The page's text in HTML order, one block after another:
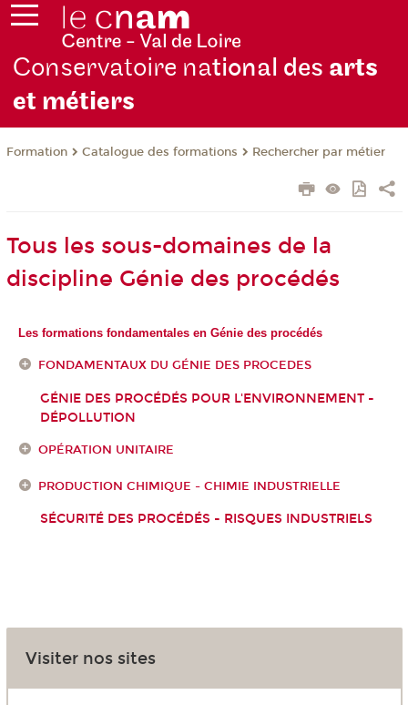
Conservatoire national des arts
et métiers
Formation Catalogue des formations Rechercher par métier
Tous les sous-domaines de la
discipline Génie des procédés
Les formations fondamentales en Génie des procédés
FONDAMENTAUX DU GÉNIE DES PROCEDES
GÉNIE DES PROCÉDÉS POUR L'ENVIRONNEMENT -
DÉPOLLUTION
OPÉRATION UNITAIRE
PRODUCTION CHIMIQUE - CHIMIE INDUSTRIELLE
SÉCURITÉ DES PROCÉDÉS - RISQUES INDUSTRIELS
Visiter nos sites